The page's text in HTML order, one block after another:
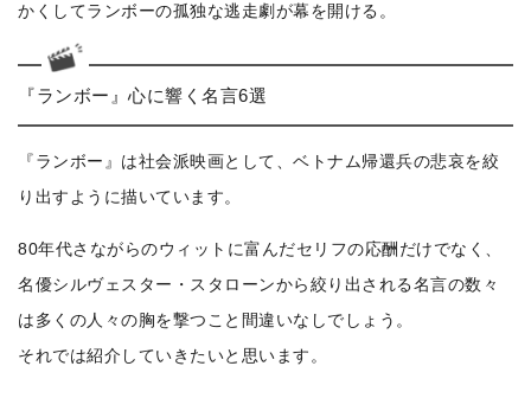
かくしてランボーの孤独な逃走劇が幕を開ける。
『ランボー』心に響く名言6選
『ランボー』は社会派映画として、ベトナム帰還兵の悲哀を絞
り出すように描いています。
80年代さながらのウィットに富んだセリフの応酬だけでなく、
名優シルヴェスター・スタローンから絞り出される名言の数々
は多くの人々の胸を撃つこと間違いなしでしょう。
それでは紹介していきたいと思います。